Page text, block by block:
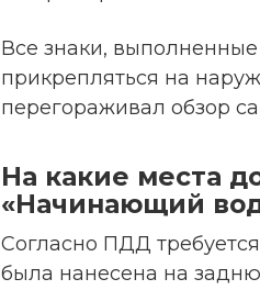
Все знаки,
прикрепляться на
перегораживал обзор
На какие места
«Начинающий
Согласно ПДД
была нанесена на